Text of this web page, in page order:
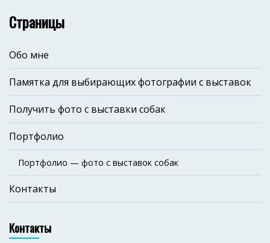
Страницы
Обо мне
Памятка для выбирающих фотографии с выставок
Получить фото с выставки собак
Портфолио
Портфолио — фото с выставок собак
Контакты
Контакты